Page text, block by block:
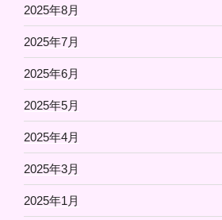
2025年8月
2025年7月
2025年6月
2025年5月
2025年4月
2025年3月
2025年1月